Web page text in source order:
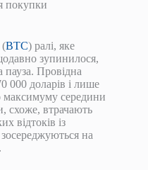
покупки
(BTC) ралі, яке
зупинилося,
пауза. Провідна
000 доларів і лише
максимуму середини
схоже, втрачають
відтоків із
на